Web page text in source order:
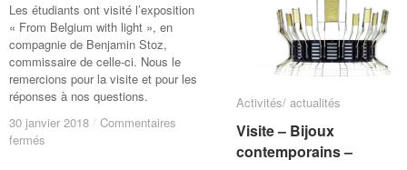
Les étudiants ont visité l’exposition
« From Belgium with light », en
compagnie de Benjamin Stoz,
commissaire de celle-ci. Nous le
remercions pour la visite et pour les
réponses à nos questions.
30 janvier 2018 / Commentaires
fermés
30 janvier 2018 / Commentaires
fermés
Activités/ actualités
Visite – Bijoux
contemporains –
Activités/ actualités
Visite – Bijoux
contemporains –